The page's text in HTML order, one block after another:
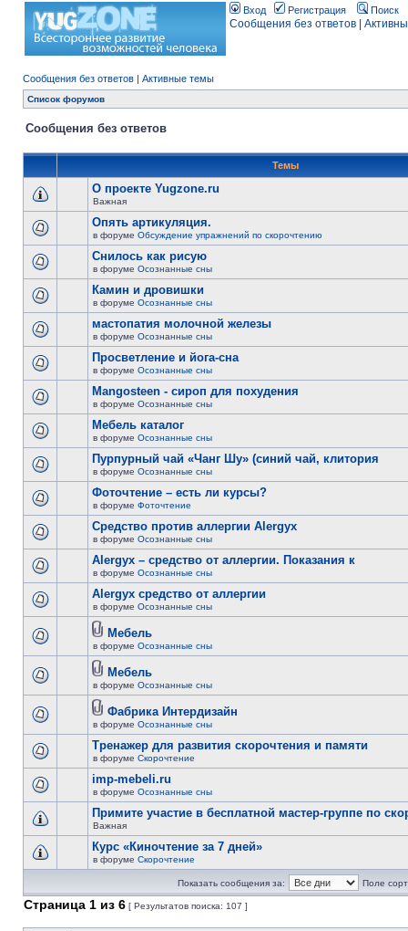
Вход Регистрация Поиск
Сообщения без ответов
Сообщения без ответов | Активные темы
Список форумов
Сообщения без ответов
Темы
О проекте Yugzone.ru
Важная
Опять артикуляция.
в форуме Обсуждение упражнений по скорочтению
Снилось как рисую
в форуме Осознанные сны
Камин и дровишки
в форуме Осознанные сны
мастопатия молочной железы
в форуме Осознанные сны
Просветление и йога-сна
в форуме Осознанные сны
Mangosteen - сироп для похудения
в форуме Осознанные сны
Мебель каталог
в форуме Осознанные сны
Пурпурный чай «Чанг Шу» (синий чай, клитория
в форуме Осознанные сны
Фоточтение – есть ли курсы?
в форуме Фоточтение
Cредство против аллергии Alergyx
в форуме Осознанные сны
Alergyx – средство от аллергии. Показания к
в форуме Осознанные сны
Alergyx средство от аллергии
в форуме Осознанные сны
Мебель
в форуме Осознанные сны
Мебель
в форуме Осознанные сны
Фабрика Интердизайн
в форуме Осознанные сны
Тренажер для развития скорочтения и памяти
в форуме Скорочтение
imp-mebeli.ru
в форуме Осознанные сны
Примите участие в бесплатной мастер-группе по
Важная
Курс «Киночтение за 7 дней»
в форуме Скорочтение
Показать сообщения за: Поле
Страница 1 из 6 [ Результатов поиска: 107 ]